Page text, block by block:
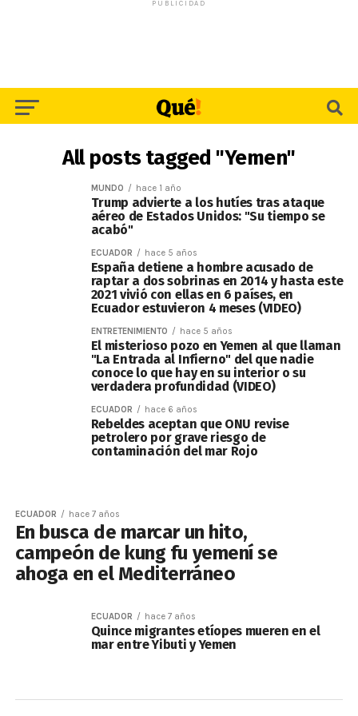
PUBLICIDAD
All posts tagged "Yemen"
MUNDO hace 1 año
Trump advierte a los hutíes tras ataque
aéreo de Estados Unidos: "Su tiempo se
acabó"
ECUADOR hace 5 años
España detiene a hombre acusado de
raptar a dos sobrinas en 2014 y hasta este
2021 vivió con ellas en 6 países, en
Ecuador estuvieron 4 meses (VIDEO)
ENTRETENIMIENTO hace 5 años
El misterioso pozo en Yemen al que llaman
"La Entrada al Infierno" del que nadie
conoce lo que hay en su interior o su
verdadera profundidad (VIDEO)
ECUADOR hace 6 años
Rebeldes aceptan que ONU revise
petrolero por grave riesgo de
contaminación del mar Rojo
ECUADOR hace 7 años
En busca de marcar un hito,
campeón de kung fu yemení se
ahoga en el Mediterráneo
ECUADOR hace 7 años
Quince migrantes etíopes mueren en el
mar entre Yibuti y Yemen